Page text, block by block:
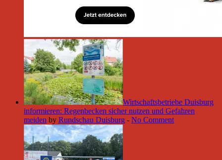
Wirtschaftsbetriebe Duisburg
informieren: Regenbecken sicher nutzen und Gefahren
meiden by Rundschau Duisburg - No Comment